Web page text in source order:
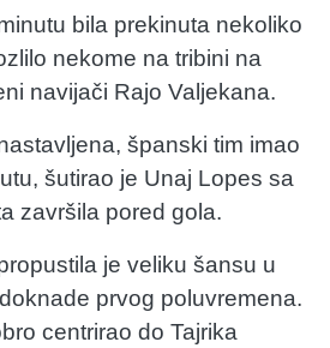
bila prekinuta nekoliko
nekome na tribini na
navijači Rajo Valjekana.
španski tim imao
šutirao je Unaj Lopes sa
završila pored gola.
je veliku šansu u
prvog poluvremena.
centrirao do Tajrika